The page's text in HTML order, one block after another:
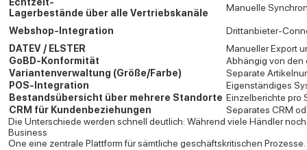
Echtzeit-
Lagerbestände über alle Vertriebskanäle
Manuelle
Webshop-Integration
Drittanbieter-
DATEV / ELSTER
Manueller Export
GoBD-Konformität
Abhängig von den
Variantenverwaltung (Größe/Farbe)
Separate
POS-Integration
Eigenständiges
Bestandsübersicht über mehrere Standorte Einzelberichte pro
CRM für Kundenbeziehungen
Separates CRM
Die Unterschiede werden schnell deutlich: Während viele Händler
Business
One eine zentrale Plattform für sämtliche geschäftskritischen